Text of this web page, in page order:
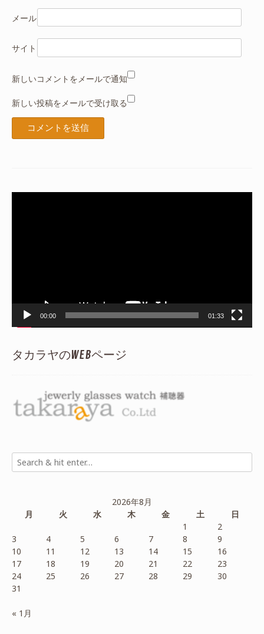
メール
サイト
新しいコメントをメールで通知
新しい投稿をメールで受け取る
00:00 01:33
タカラヤのWEBページ
2026年8月
月
火 水 木 金 土
日
1
2
3
4 5 6 7 8
9
10
11 12 13 14 15
16
17
18 19 20 21 22
23
24
25 26 27 28 29
30
31
« 1月